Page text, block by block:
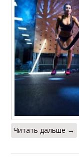
Читать дальше →